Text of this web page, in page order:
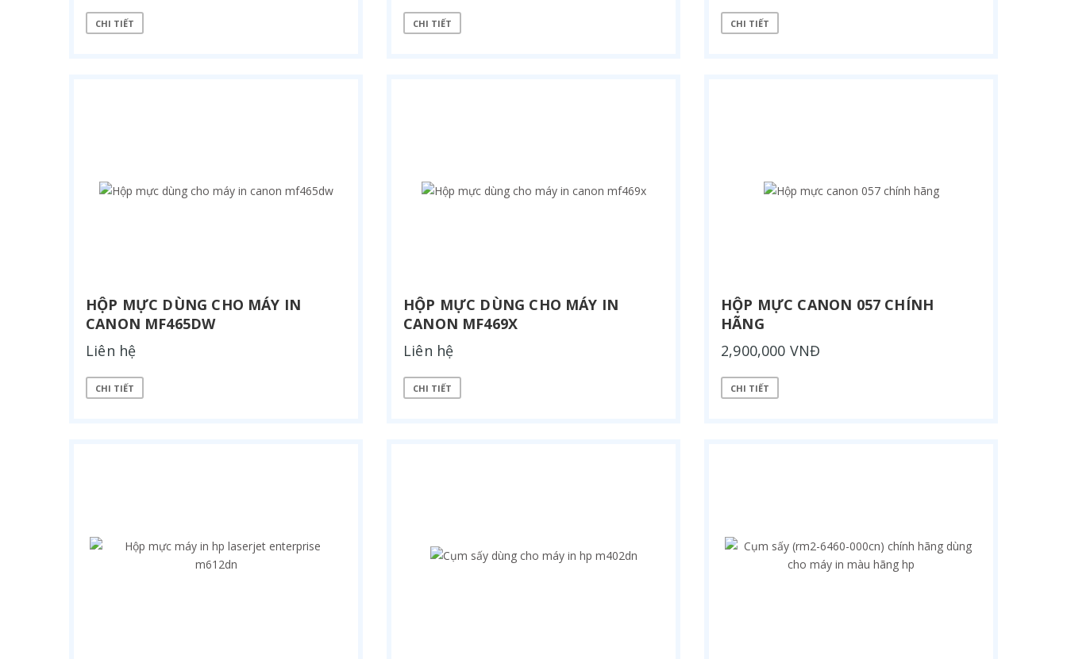
CHI TIẾT CHI TIẾT CHI TIẾT
HỘP MỰC DÙNG CHO MÁY IN
CANON MF465DW
Liên hệ
CHI TIẾT
HỘP MỰC DÙNG CHO MÁY IN
CANON MF469X
Liên hệ
CHI TIẾT
HỘP MỰC CANON 057 CHÍNH
HÃNG
2,900,000 VNĐ
CHI TIẾT